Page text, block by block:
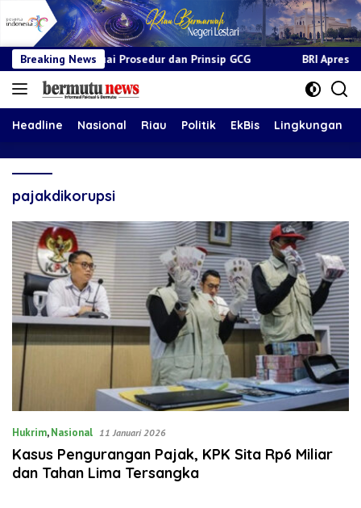
Breaking News
Prosedur dan Prinsip GCG BRI Apresiasi Layanan
Headline Nasional Riau Politik EkBis Lingkungan
pajakdikorupsi
Hukrim,Nasional 11 Januari 2026
Kasus Pengurangan Pajak, KPK Sita Rp6 Miliar
dan Tahan Lima Tersangka